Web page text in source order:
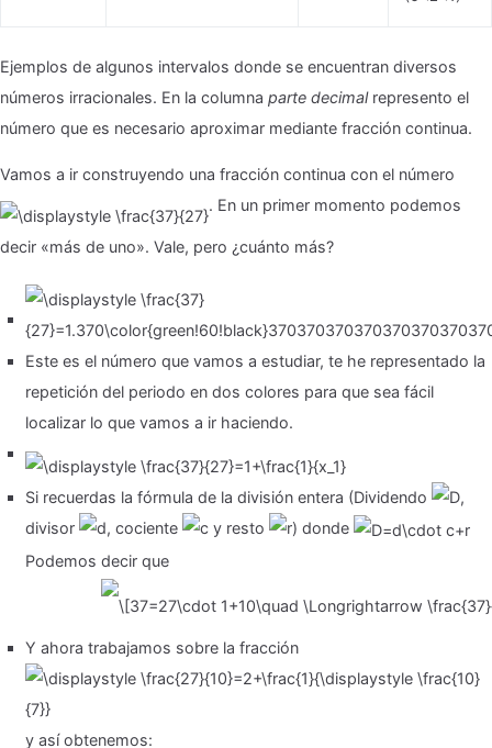
Ejemplos de algunos intervalos donde se encuentran diversos
números irracionales. En la columna parte decimalrepresento el
número que es necesario aproximar mediante fracción continua.
Vamos a ir construyendo una fracción continua con el número
. En un primer momento podemos
decir «más de uno». Vale, pero ¿cuánto más?
Este es el número que vamos a estudiar, te he representado la
repetición del periodo en dos colores para que sea fácil
localizar lo que vamos a ir haciendo.
Si recuerdas la fórmula de la división entera (Dividendo
,
divisor
, cociente y resto
) donde
Podemos decir que
Y ahora trabajamos sobre la fracción
y así obtenemos: